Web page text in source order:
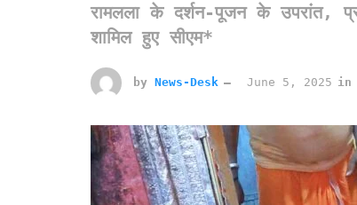
रामलला के दर्शन-पूजन के उपरांत,
शामिल हुए सीएम*
by News-Desk June 5, 2025 in